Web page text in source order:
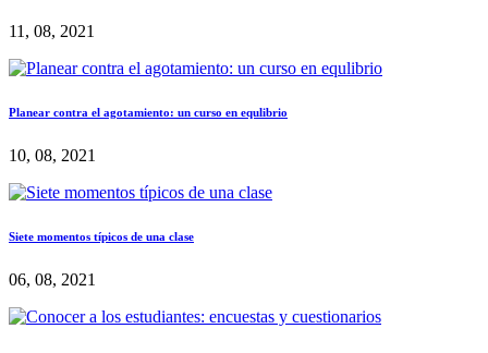
11, 08, 2021
Planear contra el agotamiento: un curso en equlibrio
10, 08, 2021
Siete momentos típicos de una clase
06, 08, 2021